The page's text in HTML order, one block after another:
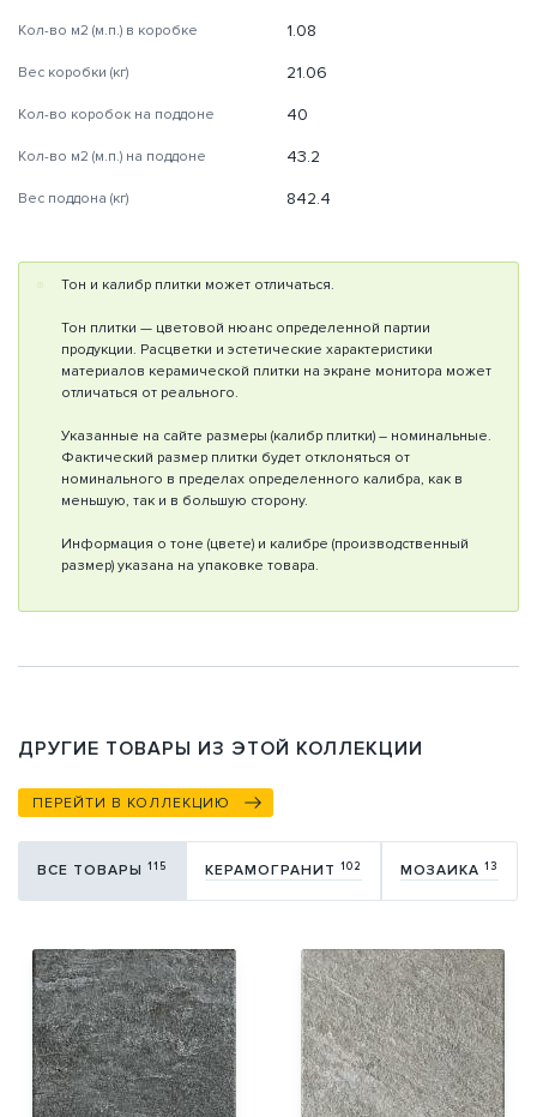
Кол-во м2 (м.п.) в коробке 1.08
Вес коробки (кг) 21.06
Кол-во коробок на поддоне 40
Кол-во м2 (м.п.) на поддоне 43.2
Вес поддона (кг) 842.4
Тон и калибр плитки может отличаться.
Тон плитки — цветовой нюанс определенной партии
продукции. Расцветки и эстетические характеристики
материалов керамической плитки на экране монитора может
отличаться от реального.
Указанные на сайте размеры (калибр плитки) – номинальные.
Фактический размер плитки будет отклоняться от
номинального в пределах определенного калибра, как в
меньшую, так и в большую сторону.
Информация о тоне (цвете) и калибре (производственный
размер) указана на упаковке товара.
ДРУГИЕ ТОВАРЫ ИЗ ЭТОЙ КОЛЛЕКЦИИ
ПЕРЕЙТИ В КОЛЛЕКЦИЮ
ВСЕ ТОВАРЫ 115 КЕРАМОГРАНИТ 102 МОЗАИКА 13